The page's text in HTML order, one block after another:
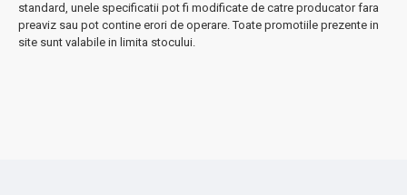
Perfect pentru: monitorizarea zilnică a greutății, programe de
slăbire sau menținere formă
standard, unele specificatii pot fi modificate de catre producator fara
preaviz sau pot contine erori de operare. Toate promotiile prezente in
site sunt valabile in limita stocului.